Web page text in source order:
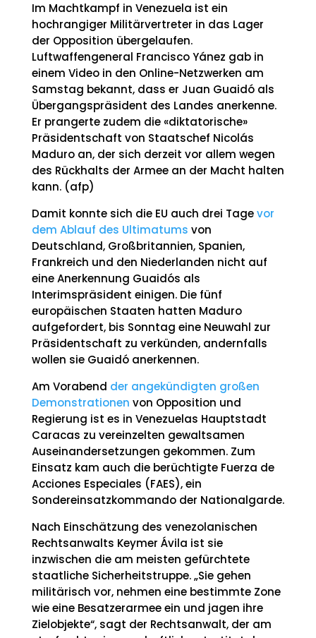
Im Machtkampf in Venezuela ist ein
hochrangiger Militärvertreter in das Lager
der Opposition übergelaufen.
Luftwaffengeneral Francisco Yánez gab in
einem Video in den Online-Netzwerken am
Samstag bekannt, dass er Juan Guaidó als
Übergangspräsident des Landes anerkenne.
Er prangerte zudem die «diktatorische»
Präsidentschaft von Staatschef Nicolás
Maduro an, der sich derzeit vor allem wegen
des Rückhalts der Armee an der Macht halten
kann. (afp)
Damit konnte sich die EU auch drei Tagevor
dem Ablauf des Ultimatums von
Deutschland, Großbritannien, Spanien,
Frankreich und den Niederlanden nicht auf
eine Anerkennung Guaidós als
Interimspräsident einigen. Die fünf
europäischen Staaten hatten Maduro
aufgefordert, bis Sonntag eine Neuwahl zur
Präsidentschaft zu verkünden, andernfalls
wollen sie Guaidó anerkennen.
Am Vorabend der angekündigten großen
Demonstrationen von Opposition und
Regierung ist es in Venezuelas Hauptstadt
Caracas zu vereinzelten gewaltsamen
Auseinandersetzungen gekommen. Zum
Einsatz kam auch die berüchtigte Fuerza de
Acciones Especiales (FAES), ein
Sondereinsatzkommando der Nationalgarde.
Nach Einschätzung des venezolanischen
Rechtsanwalts Keymer Ávila ist sie
inzwischen die am meisten gefürchtete
staatliche Sicherheitstruppe. „Sie gehen
militärisch vor, nehmen eine bestimmte Zone
wie eine Besatzerarmee ein und jagen ihre
Zielobjekte“, sagt der Rechtsanwalt, der am